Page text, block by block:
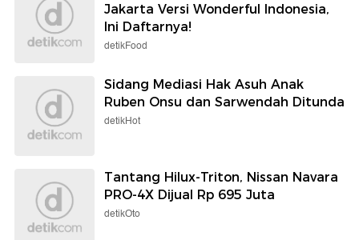
Jakarta Versi Wonderful Indonesia,
Ini Daftarnya!
detikFood
Sidang Mediasi Hak Asuh Anak
Ruben Onsu dan Sarwendah Ditunda
detikHot
Tantang Hilux-Triton, Nissan Navara
PRO-4X Dijual Rp 695 Juta
detikOto